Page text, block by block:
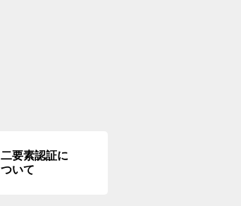
二要素認証に
ついて